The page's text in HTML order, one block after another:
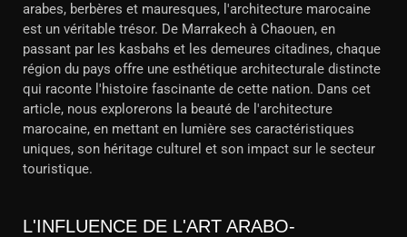
arabes, berbères et mauresques, l'architecture marocaine
est un véritable trésor. De Marrakech à Chaouen, en
passant par les kasbahs et les demeures citadines, chaque
région du pays offre une esthétique architecturale distincte
qui raconte l'histoire fascinante de cette nation. Dans cet
article, nous explorerons la beauté de l'architecture
marocaine, en mettant en lumière ses caractéristiques
uniques, son héritage culturel et son impact sur le secteur
touristique.
L'INFLUENCE DE L'ART ARABO-